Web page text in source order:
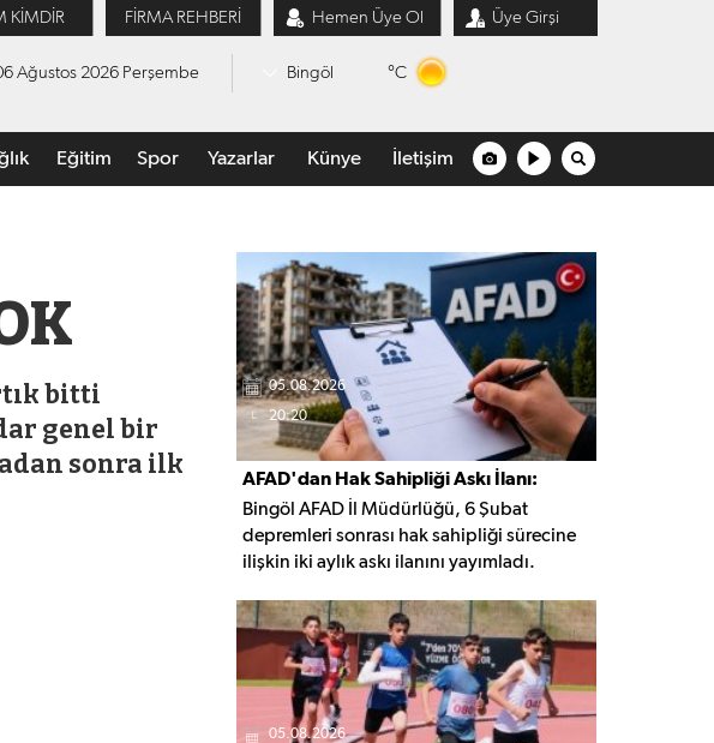
KİMDİR FİRMA REHBERİ Hemen Üye Ol Üye Girşi
Ağustos 2026 Perşembe Bingöl °C
Eğitim Spor Yazarlar Künye İletişim
bitti
genel bir
sonra ilk
05.08.2026
20:20
AFAD'dan Hak Sahipliği Askı İlanı:
Başvurular Başladı
Bingöl AFAD İl Müdürlüğü, 6 Şubat
depremleri sonrası hak sahipliği sürecine
ilişkin iki aylık askı ilanını yayımladı.
Ekim 2026'ya kadar gerekli belgelerle
başvuruda bulunabilecek.
05.08.2026